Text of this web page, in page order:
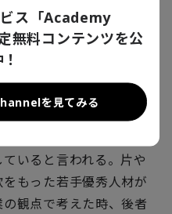
い難い。だが、
ろう市場・競争の環境
しに否が応でも国際化
それでも日本人主体の人
という点である。日本
いると言われる。片や
もった若手優秀人材が
観点で考えた時、後者
ス「Academy
無料コンテンツを公
を見てみる